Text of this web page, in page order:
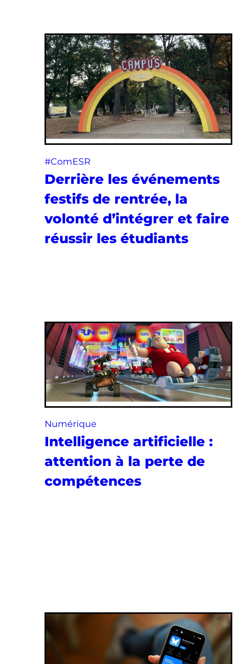
#ComESR
Derrière les événements
festifs de rentrée, la
volonté d’intégrer et faire
réussir les étudiants
Numérique
Intelligence artificielle :
attention à la perte de
compétences